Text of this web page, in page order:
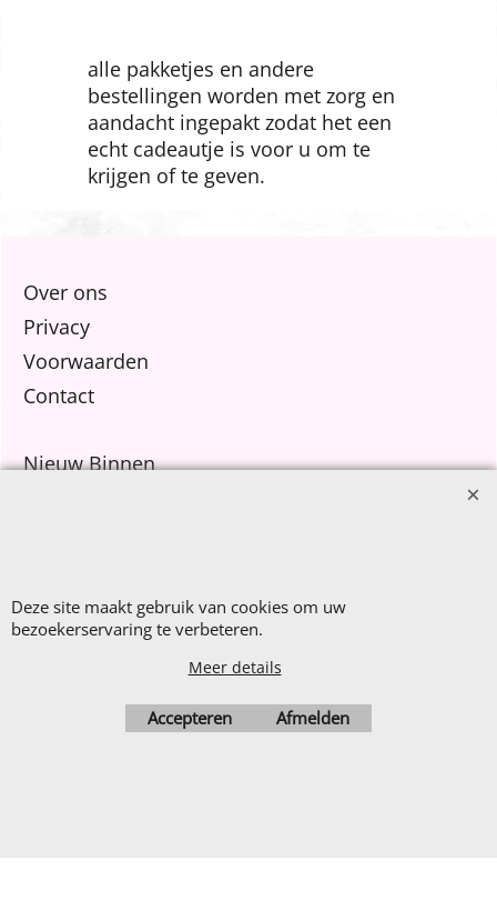
alle pakketjes en andere
bestellingen worden met zorg en
aandacht ingepakt zodat het een
echt cadeautje is voor u om te
Over ons
Privacy
Voorwaarden
Contact
Nieuw Binnen
ShopFactory webwinkel
software.
Deze site maakt gebruik van cookies om uw
bezoekerservaring te verbeteren.
Meer details
Accepteren Afmelden